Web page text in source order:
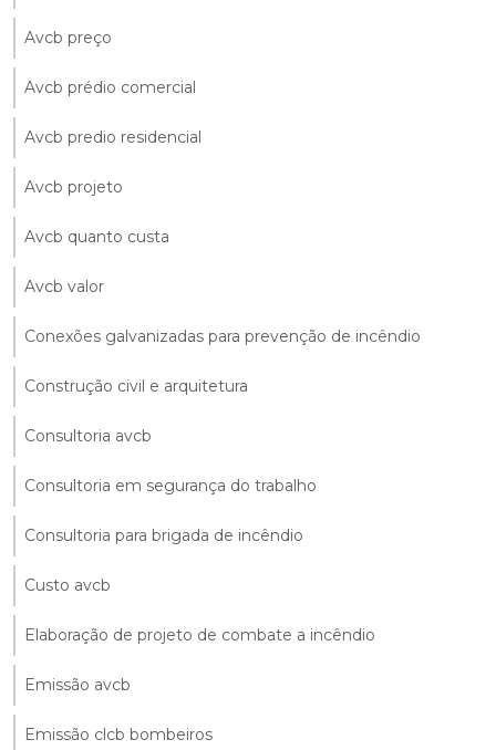
Avcb preço
Avcb prédio comercial
Avcb predio residencial
Avcb projeto
Avcb quanto custa
Avcb valor
Conexões galvanizadas para prevenção de incêndio
Construção civil e arquitetura
Consultoria avcb
Consultoria em segurança do trabalho
Consultoria para brigada de incêndio
Custo avcb
Elaboração de projeto de combate a incêndio
Emissão avcb
Emissão clcb bombeiros